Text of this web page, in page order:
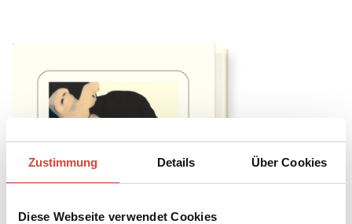
Zustimmung Details Über Cookies
Diese Webseite verwendet Cookies